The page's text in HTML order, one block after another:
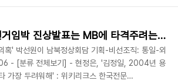
김대중납치때 미국 개입, DJ 살렸다 - '선거임박 진상발표는 MB에 타격주려는 의도' 의혹도 : 위키리크스 한국전문
' 박선원이 남북정상회담 기획-비선조직: 통일-외
- [분류 전체보기] - 현정은, '김정일, 2004년 용
가장 두려워해' : 위키리크스 한국전문